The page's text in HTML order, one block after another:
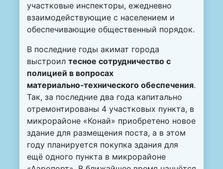
участковые инспекторы, ежедневно
взаимодействующие с населением и
обеспечивающие общественный порядок.
В последние годы акимат города
выстроил тесное сотрудничество с
полицией в вопросах
материально‑технического обеспечения.
Так, за последние два года капитально
отремонтированы 4 участковых пункта, в
микрорайоне «Конай» приобретено новое
здание для размещения поста, а в этом
году планируется покупка здания для
ещё одного пункта в микрорайоне